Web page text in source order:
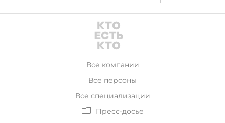
Все компании
Все персоны
Все специализации
Пресс-досье